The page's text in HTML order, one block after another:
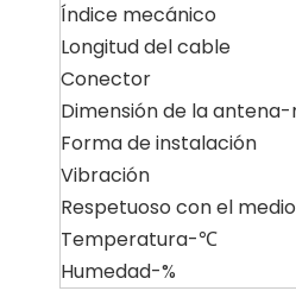
Índice mecánico
Longitud del cable
Conector
Dimensión de la
Forma de instalación
Vibración
Respetuoso con el
Temperatura-℃
Humedad-%